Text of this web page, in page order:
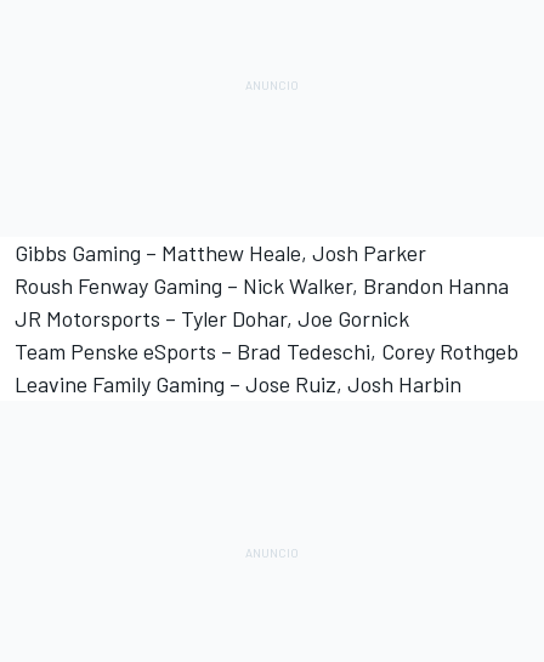
Gibbs Gaming – Matthew Heale, Josh Parker
Roush Fenway Gaming – Nick Walker, Brandon Hanna
JR Motorsports – Tyler Dohar, Joe Gornick
Team Penske eSports – Brad Tedeschi, Corey Rothgeb
Leavine Family Gaming – Jose Ruiz, Josh Harbin